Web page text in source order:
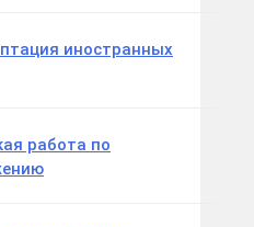
иностранных
работа по